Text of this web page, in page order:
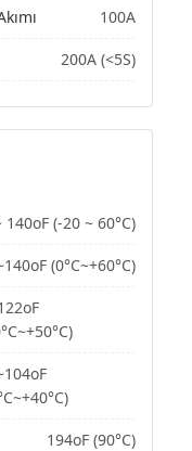
100A
200A (<5S)
140oF (-20 ~ 60°C)
(0°C~+60°C)
194oF (90°C)